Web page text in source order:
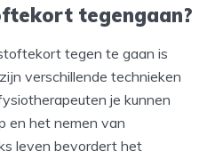
tegengaan?
tegen te gaan is
verschillende technieken
je kunnen
en het nemen van
leven bevordert het